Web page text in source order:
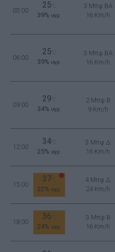
03:00
25
39% υγρ.
3 Μπφ BA
16 Km/h
06:00
25
39% υγρ.
3 Μπφ BA
16 Km/h
09:00
29
34% υγρ.
2 Μπφ B
9 Km/h
12:00
34°C
25% υγρ.
3 Μπφ Δ
16 Km/h
15:00
37
22% υγρ.
4 Μπφ Δ
24 Km/h
18:00
36
24% υγρ.
3 Μπφ B
16 Km/h